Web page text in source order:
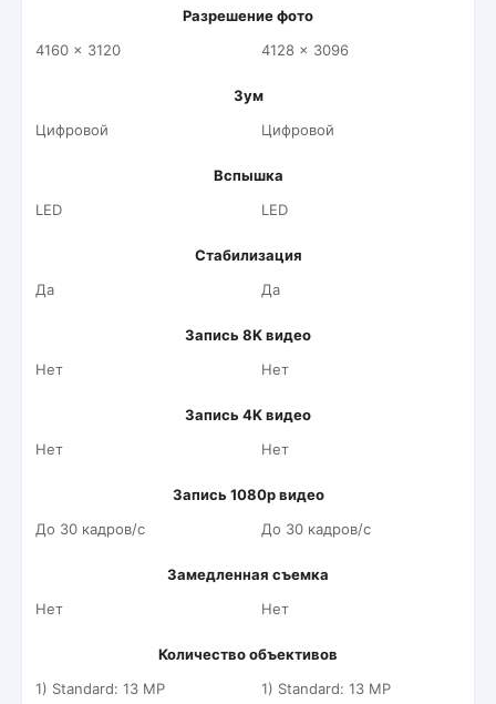
Разрешение фото
4160 x 3120
4128 x 3096
Зум
Цифровой
Цифровой
Вспышка
LED
LED
Стабилизация
Да
Да
Запись 8K видео
Нет
Нет
Запись 4K видео
Нет
Нет
Запись 1080p видео
До 30 кадров/c
До 30 кадров/c
Замедленная съемка
Нет
Нет
Количество объективов
1) Standard: 13 MP
1) Standard: 13 MP